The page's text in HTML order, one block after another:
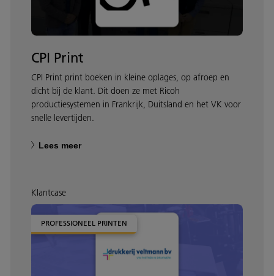
CPI Print
CPI Print print boeken in kleine oplages, op afroep en
dicht bij de klant. Dit doen ze met Ricoh
productiesystemen in Frankrijk, Duitsland en het VK voor
snelle levertijden.
Lees meer
Klantcase
PROFESSIONEEL PRINTEN